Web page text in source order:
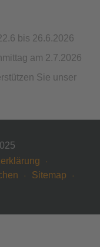
bis 26.6.2026
am 2.7.2026
Sie unser
Sitemap